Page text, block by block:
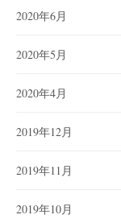
2020年6月
2020年5月
2020年4月
2019年12月
2019年11月
2019年10月